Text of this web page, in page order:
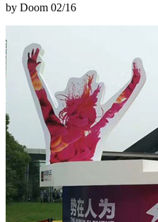
by Doom 02/16